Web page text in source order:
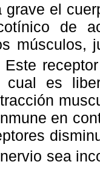
grave el
de
músculos,
Este
cual es
en
sea